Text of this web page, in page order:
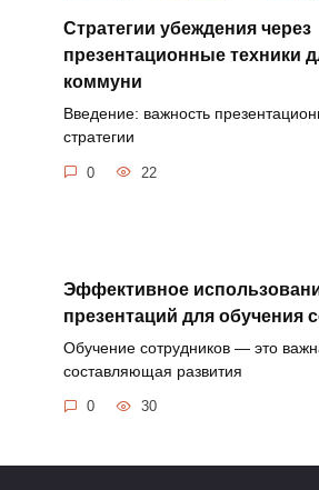
Стратегии убеждения через
презентационные техники
коммуни
Введение: важность
стратегии
0 22
Эффективное
презентаций для обучения
Обучение сотрудников — это
составляющая развития
0 30